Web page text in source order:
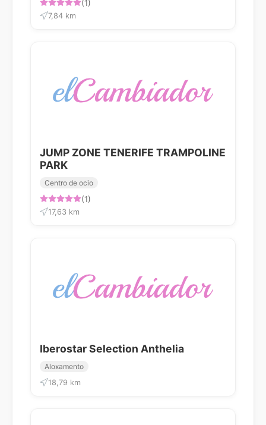
(1)
7,84 km
JUMP ZONE TENERIFE TRAMPOLINE
PARK
Centro de ocio
(1)
17,63 km
Iberostar Selection Anthelia
Aloxamento
18,79 km